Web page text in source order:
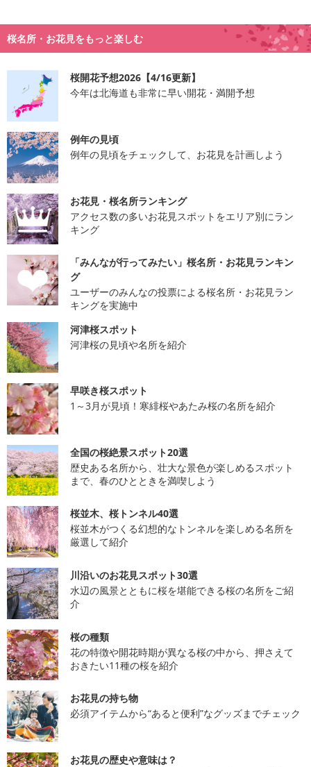
桜名所・お花見をもっと楽しむ
桜開花予想2026【4/16更新】
今年は北海道も非常に早い開花・満開予想
例年の見頃
例年の見頃をチェックして、お花見を計画しよう
お花見・桜名所ランキング
アクセス数の多いお花見スポットをエリア別にラン
キング
「みんなが行ってみたい」桜名所・お花見ランキン
グ
ユーザーのみんなの投票による桜名所・お花見ラン
キングを実施中
河津桜スポット
河津桜の見頃や名所を紹介
早咲き桜スポット
1～3月が見頃！寒緋桜やあたみ桜の名所を紹介
全国の桜絶景スポット20選
歴史ある名所から、壮大な景色が楽しめるスポット
まで、春のひとときを満喫しよう
桜並木、桜トンネル40選
桜並木がつくる幻想的なトンネルを楽しめる名所を
厳選して紹介
川沿いのお花見スポット30選
水辺の風景とともに桜を堪能できる桜の名所をご紹
介
桜の種類
花の特徴や開花時期が異なる桜の中から、押さえて
おきたい11種の桜を紹介
お花見の持ち物
必須アイテムから“あると便利”なグッズまでチェック
お花見の歴史や意味は？